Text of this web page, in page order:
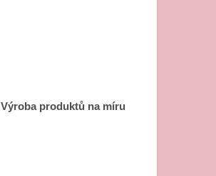
Výroba produktů na míru